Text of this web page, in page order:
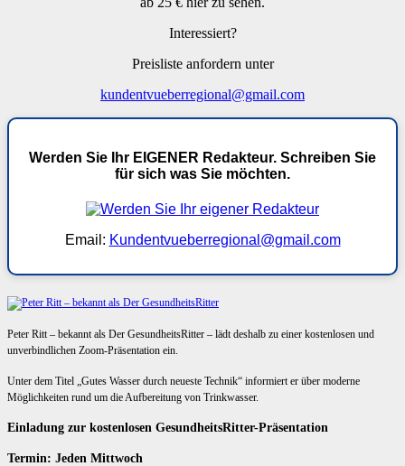
Interessiert?
Preisliste anfordern unter
kundentvueberregional@gmail.com
Werden Sie Ihr EIGENER Redakteur. Schreiben Sie
für sich was Sie möchten.
Email: Kundentvueberregional@gmail.com
Peter Ritt – bekannt als Der GesundheitsRitter – lädt deshalb zu einer kostenlosen und
unverbindlichen Zoom-Präsentation ein.
Unter dem Titel „Gutes Wasser durch neueste Technik“ informiert er über moderne
Möglichkeiten rund um die Aufbereitung von Trinkwasser.
Einladung zur kostenlosen GesundheitsRitter-Präsentation
Termin: Jeden Mittwoch